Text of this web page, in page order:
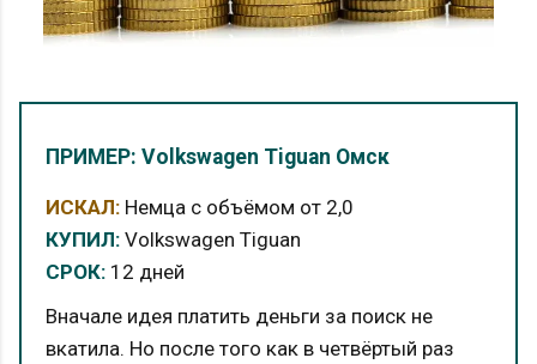
ПРИМЕР: Volkswagen Tiguan Омск
ИСКАЛ: Немца с объёмом от 2,0
КУПИЛ: Volkswagen Tiguan
СРОК: 12 дней
Вначале идея платить деньги за поиск не
вкатила. Но после того как в четвёртый раз